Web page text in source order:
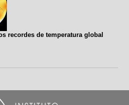
recordes de temperatura global